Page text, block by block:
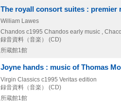
The royall consort suites : premier
William Lawes
Chandos c1995 Chandos early music ,
録音資料（音楽） (CD)
所蔵館1館
Joyne hands : music of Thomas
Virgin Classics c1995 Veritas edition
録音資料（音楽） (CD)
所蔵館1館